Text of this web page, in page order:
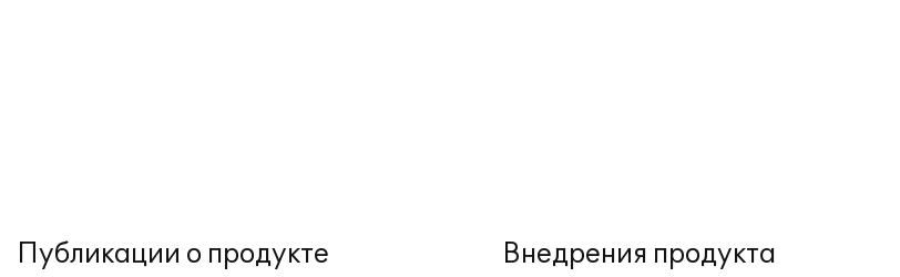
Публикации о продукте Внедрения продукта